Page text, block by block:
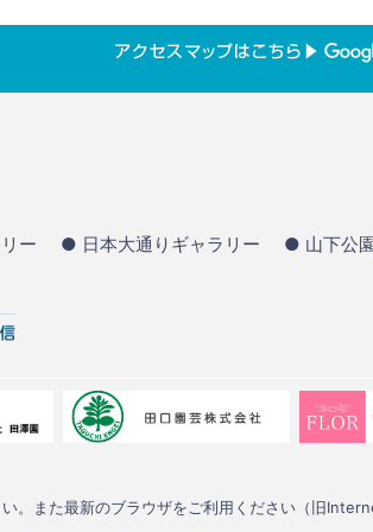
ー ● 日本大通りギャラリー ● 山下公
。また最新のブラウザをご利用ください（旧